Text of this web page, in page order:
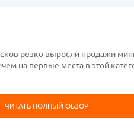
резко выросли продажи
на первые места в этой
ЧИТАТЬ ПОЛНЫЙ ОБЗОР